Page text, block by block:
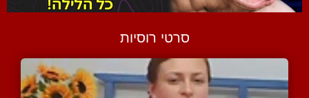
סרטי רוסיות